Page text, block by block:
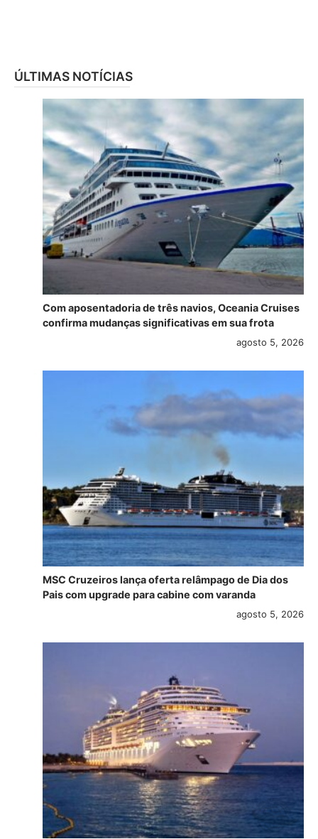
ÚLTIMAS NOTÍCIAS
Com aposentadoria de três navios, Oceania Cruises
confirma mudanças significativas em sua frota
agosto 5, 2026
MSC Cruzeiros lança oferta relâmpago de Dia dos
Pais com upgrade para cabine com varanda
agosto 5, 2026